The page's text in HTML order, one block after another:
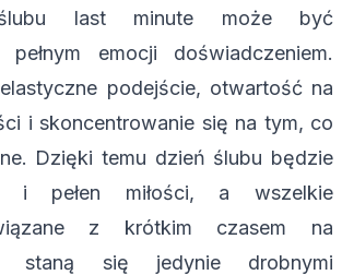
ślubu last minute może być
emocji doświadczeniem.
podejście, otwartość na
i skoncentrowanie się na tym, co
Dzięki temu dzień ślubu będzie
i pełen miłości, a wszelkie
z krótkim czasem na
staną się jedynie drobnymi